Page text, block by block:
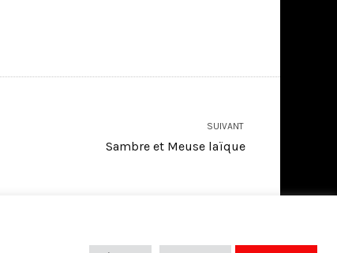
SUIVANT
Sambre et Meuse laïque